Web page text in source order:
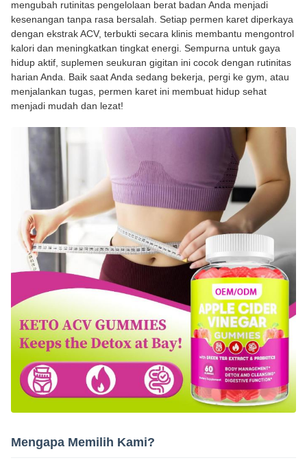
mengubah rutinitas pengelolaan berat badan Anda menjadi
kesenangan tanpa rasa bersalah. Setiap permen karet diperkaya
dengan ekstrak ACV, terbukti secara klinis membantu mengontrol
kalori dan meningkatkan tingkat energi. Sempurna untuk gaya
hidup aktif, suplemen seukuran gigitan ini cocok dengan rutinitas
harian Anda. Baik saat Anda sedang bekerja, pergi ke gym, atau
menjalankan tugas, permen karet ini membuat hidup sehat
menjadi mudah dan lezat!
Mengapa Memilih Kami?